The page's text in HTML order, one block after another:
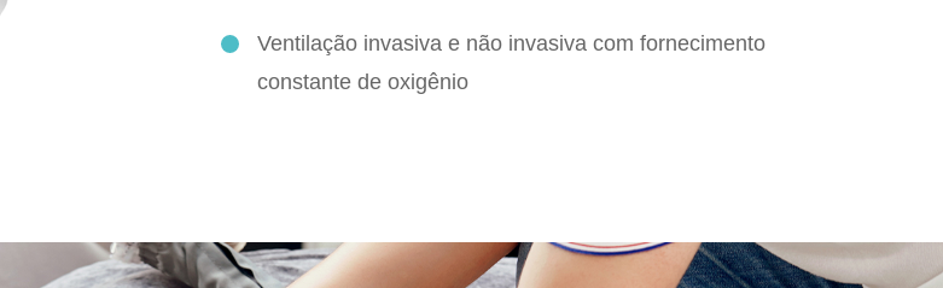
Ventilação invasiva e não invasiva com fornecimento
constante de oxigênio